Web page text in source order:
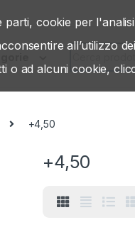
Search for:
+4,50
+4,50
cookie per
all’utilizzo
o ad alcuni cookie,